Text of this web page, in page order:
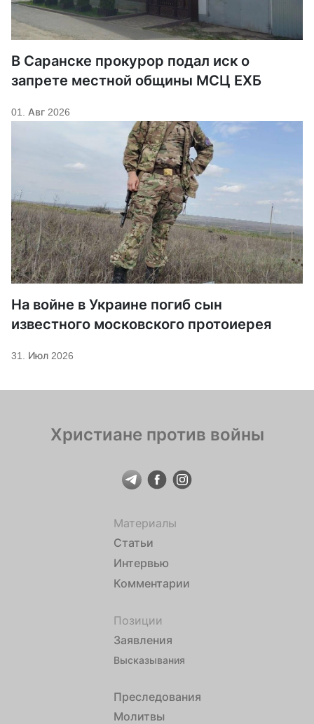
В Саранске прокурор подал иск о
запрете местной общины МСЦ ЕХБ
01. Авг 2026
На войне в Украине погиб сын
известного московского протоиерея
31. Июл 2026
Христиане против войны
Материалы
Статьи
Интервью
Комментарии
Позиции
Заявления
Высказывания
Преследования
Молитвы